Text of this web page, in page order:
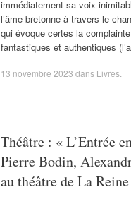
immédiatement sa voix
l’âme bretonne à travers le
qui évoque certes la
fantastiques et authentiques
13 novembre 2023 dans Livres
Théâtre : « L’Entrée
Pierre Bodin,
au théâtre de La